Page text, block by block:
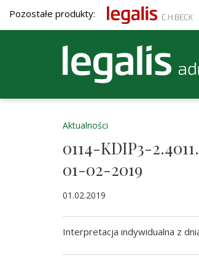
Pozostałe produkty:
Aktualności
0114-KDIP3-
01-02-2019
01.02.2019
Interpretacja indywidualna z